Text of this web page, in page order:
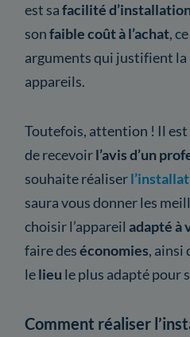
est safacilité
sonfaible coût à l’achat,
arguments qui justifient la
appareils.
Toutefois, attention ! Il
de recevoirl’avis d’un
souhaite réaliser
saura vous donner les
choisir l’appareil adapté à
faire deséconomies, ainsi
lelieu le plus adapté pour
Comment réaliser